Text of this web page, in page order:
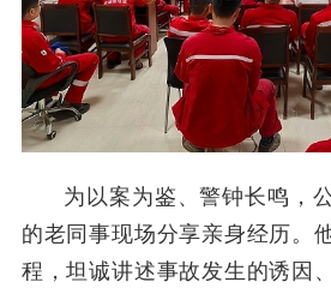
为以案为鉴、警钟长鸣，
的老同事现场分享亲身经历。
程，坦诚讲述事故发生的诱因